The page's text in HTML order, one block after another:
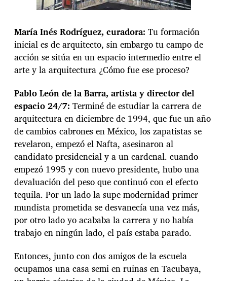
María Inés Rodríguez, curadora: Tu formación
inicial es de arquitecto, sin embargo tu campo de
acción se sitúa en un espacio intermedio entre el
arte y la arquitectura ¿Cómo fue ese proceso?
Pablo León de la Barra, artista y director del
espacio 24/7: Terminé de estudiar la carrera de
arquitectura en diciembre de 1994, que fue un año
de cambios cabrones en México, los zapatistas se
revelaron, empezó el Nafta, asesinaron al
candidato presidencial y a un cardenal. cuando
empezó 1995 y con nuevo presidente, hubo una
devaluación del peso que continuó con el efecto
tequila. Por un lado la supe modernidad primer
mundista prometida se desvanecía una vez más,
por otro lado yo acababa la carrera y no había
trabajo en ningún lado, el país estaba parado.
Entonces, junto con dos amigos de la escuela
ocupamos una casa semi en ruinas en Tacubaya,